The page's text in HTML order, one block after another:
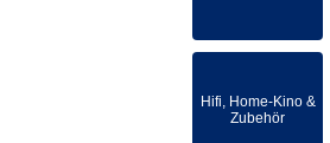
Hifi, Home-Kino &
Zubehör